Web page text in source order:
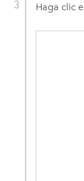
Haga clic